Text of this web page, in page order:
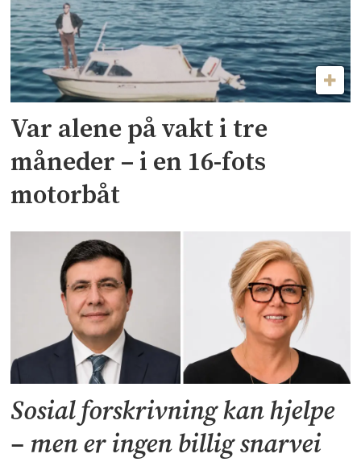
Var alene på vakt i tre
måneder – i en 16-fots
motorbåt
Sosial forskrivning kan hjelpe
– men er ingen billig snarvei